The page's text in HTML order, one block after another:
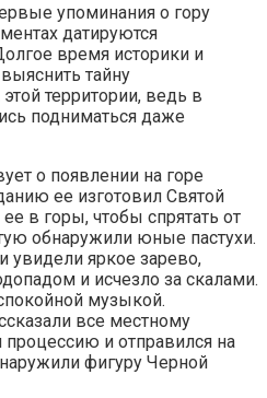
упоминания о гору
датируются
время историки и
тайну
территории, ведь в
подниматься даже
о появлении на горе
ее изготовил Святой
в горы, чтобы спрятать от
обнаружили юные пастухи.
увидели яркое зарево,
и исчезло за скалами.
музыкой.
все местному
и отправился на
фигуру Черной